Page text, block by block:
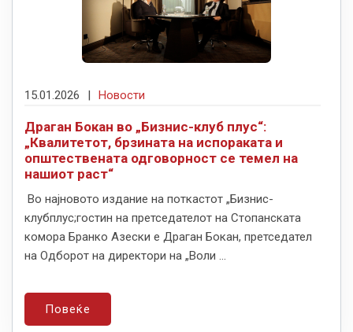
15.01.2026 | Новости
Драган Бокан во „Бизнис-клуб плус“:
„Квалитетот, брзината на испораката и
општествената одговорност се темел на
нашиот раст“
Во најновото издание на поткастот „Бизнис-
клубплус;гостин на претседателот на Стопанската
комора Бранко Азески е Драган Бокан, претседател
на Одборот на директори на „Воли ...
Повеќе